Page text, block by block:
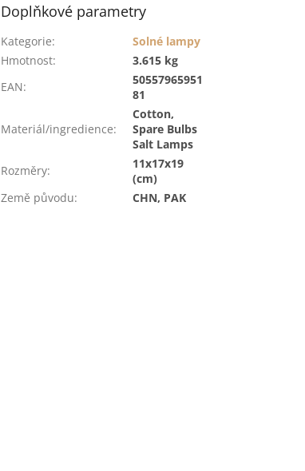
Doplňkové parametry
Kategorie:
Solné lampy
Hmotnost:
3.615 kg
EAN:
50557965951
81
Materiál/ingredience:
Cotton,
Spare Bulbs
Salt Lamps
Rozměry:
11x17x19
(cm)
Země původu: CHN, PAK